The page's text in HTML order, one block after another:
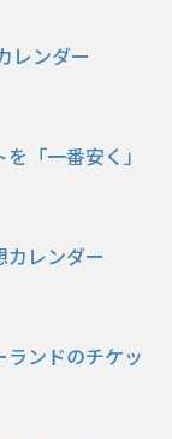
レンダー
「一番安く」
カレンダー
ンドのチケッ